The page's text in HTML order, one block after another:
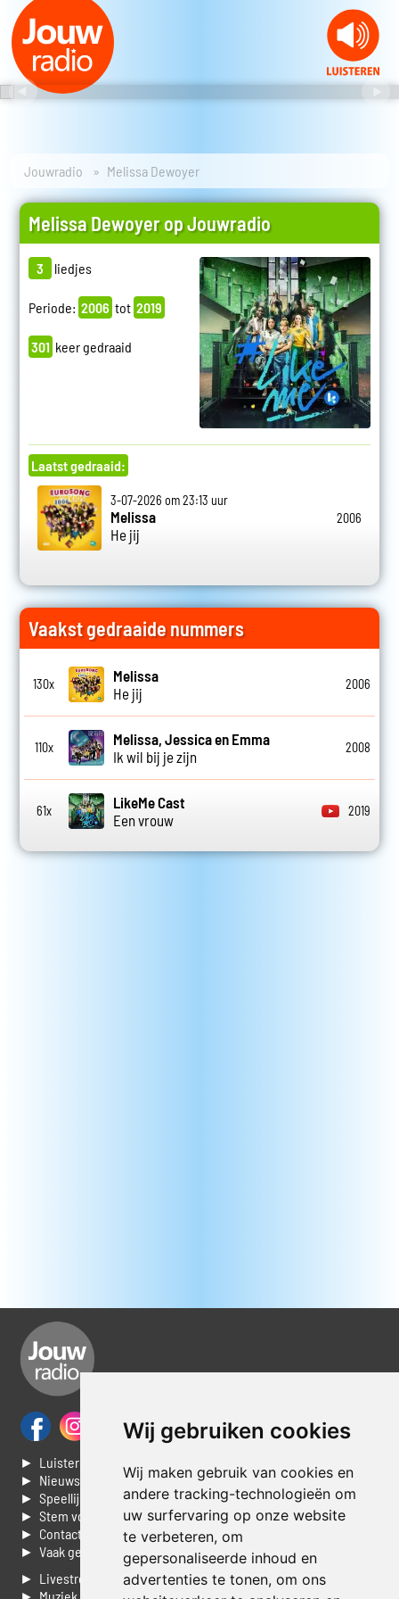
Wij gebruiken cookies
Wij maken gebruik van cookies en
andere tracking-technologieën om
uw surfervaring op onze website
te verbeteren, om
gepersonaliseerde inhoud en
advertenties te tonen, om ons
Jouwradio Melissa Dewoyer
Melissa Dewoyer op Jouwradio
3 liedjes
Periode: 2006 tot 2019
301 keer gedraaid
Laatst gedraaid:
3-07-2026 om 23:13 uur
Melissa
He jij
2006
Vaakst gedraaide nummers
130x
Melissa
He jij
2006
110x
Melissa, Jessica en Emma
Ik wil bij je zijn
2008
61x
LikeMe Cast
Een vrouw
2019
► Luisteren naar Jouwradio
► Nieuws
► Speellijst
► Stem voor de Dag top 3
► Contacteer ons
► Vaak gestelde vragen
► Livestream informatie